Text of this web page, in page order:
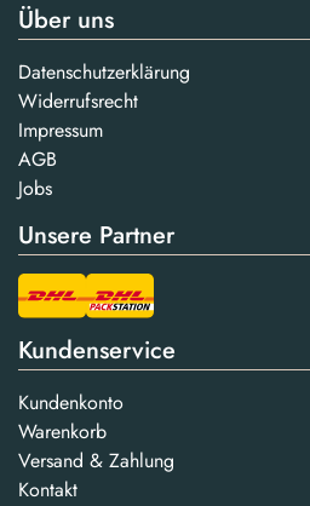
Über uns
Datenschutzerklärung
Widerrufsrecht
Impressum
AGB
Jobs
Unsere Partner
Kundenservice
Kundenkonto
Warenkorb
Versand & Zahlung
Kontakt